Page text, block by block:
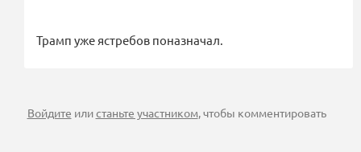
Трамп уже ястребов поназначал.
Войдите илистаньте участником, чтобы комментировать